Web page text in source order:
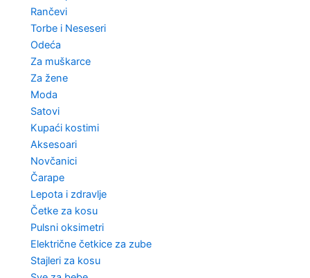
Rančevi
Torbe i Neseseri
Odeća
Za muškarce
Za žene
Moda
Satovi
Kupaći kostimi
Aksesoari
Novčanici
Čarape
Lepota i zdravlje
Četke za kosu
Pulsni oksimetri
Električne četkice za zube
Stajleri za kosu